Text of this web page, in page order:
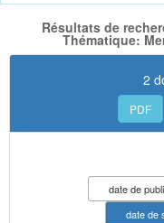
Résultats de
Thématique:
2
PDF
date de
date de